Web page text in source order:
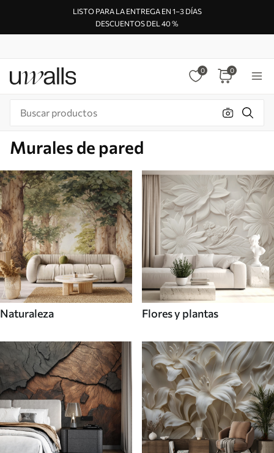
LISTO PARA LA ENTREGA EN 1–3 DÍAS
DESCUENTOS DEL 40 %
0 0
Murales de pared
Naturaleza Flores y plantas